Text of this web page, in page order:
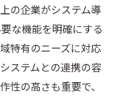
の企業がシステム導
な機能を明確にする
特有のニーズに対応
ステムとの連携の容
性の高さも重要で、